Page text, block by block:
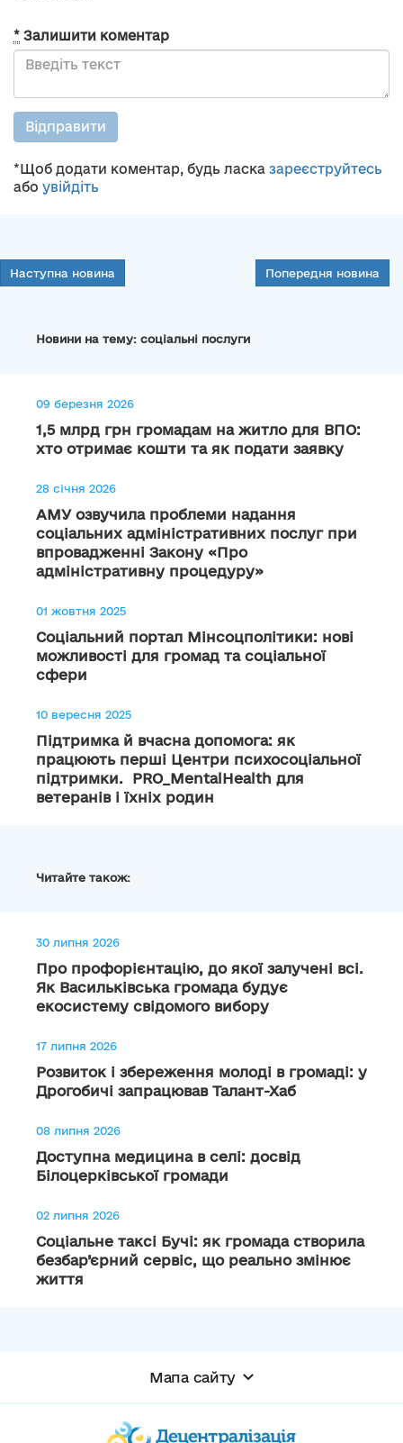
* Залишити коментар
Відправити
*Щоб додати коментар, будь ласка зареєструйтесь
або увійдіть
Наступна новина Попередня новина
Новини на тему: соціальні послуги
09 березня 2026
1,5 млрд грн громадам на житло для ВПО:
хто отримає кошти та як подати заявку
28 січня 2026
АМУ озвучила проблеми надання
соціальних адміністративних послуг при
впровадженні Закону «Про
адміністративну процедуру»
01 жовтня 2025
Соціальний портал Мінсоцполітики: нові
можливості для громад та соціальної
сфери
10 вересня 2025
Підтримка й вчасна допомога: як
працюють перші Центри психосоціальної
підтримки. PRO_MentalHealth для
ветеранів і їхніх родин
Читайте також:
30 липня 2026
Про профорієнтацію, до якої залучені всі.
Як Васильківська громада будує
екосистему свідомого вибору
17 липня 2026
Розвиток і збереження молоді в громаді: у
Дрогобичі запрацював Талант-Хаб
08 липня 2026
Доступна медицина в селі: досвід
Білоцерківської громади
02 липня 2026
Соціальне таксі Бучі: як громада створила
безбар’єрний сервіс, що реально змінює
життя
Мапа сайту